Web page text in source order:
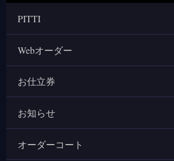
PITTI
Webオーダー
お仕立券
お知らせ
オーダーコート